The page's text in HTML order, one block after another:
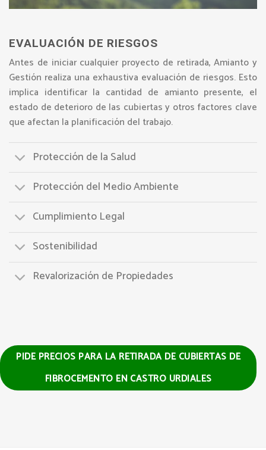
EVALUACIÓN DE RIESGOS
Antes de iniciar cualquier proyecto de retirada, Amianto y
Gestión realiza una exhaustiva evaluación de riesgos. Esto
implica identificar la cantidad de amianto presente, el
estado de deterioro de las cubiertas y otros factores clave
que afectan la planificación del trabajo.
Protección de la Salud
Protección del Medio Ambiente
Cumplimiento Legal
Sostenibilidad
Revalorización de Propiedades
PIDE PRECIOS PARA LA RETIRADA DE CUBIERTAS DE
FIBROCEMENTO EN CASTRO URDIALES